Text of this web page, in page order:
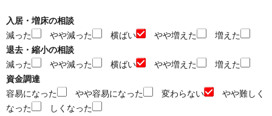
入居・増床の相談
減った
やや減った 横ばい やや増えた
増えた
退去・縮小の相談
減った
やや減った 横ばい やや増えた
増えた
資金調達
容易になった
やや容易になった 変わらない
やや難しく
なった
しくなった